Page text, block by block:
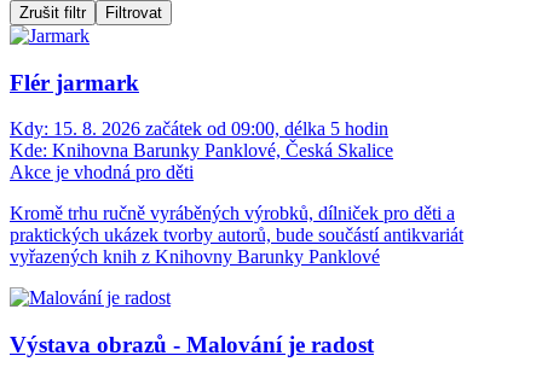
Zrušit filtr Filtrovat
Flér jarmark
Kdy: 15. 8. 2026 začátek od 09:00, délka 5 hodin
Kde: Knihovna Barunky Panklové, Česká Skalice
Akce je vhodná pro děti
Kromě trhu ručně vyráběných výrobků, dílniček pro děti a
praktických ukázek tvorby autorů, bude součástí antikvariát
vyřazených knih z Knihovny Barunky Panklové
Výstava obrazů - Malování je radost